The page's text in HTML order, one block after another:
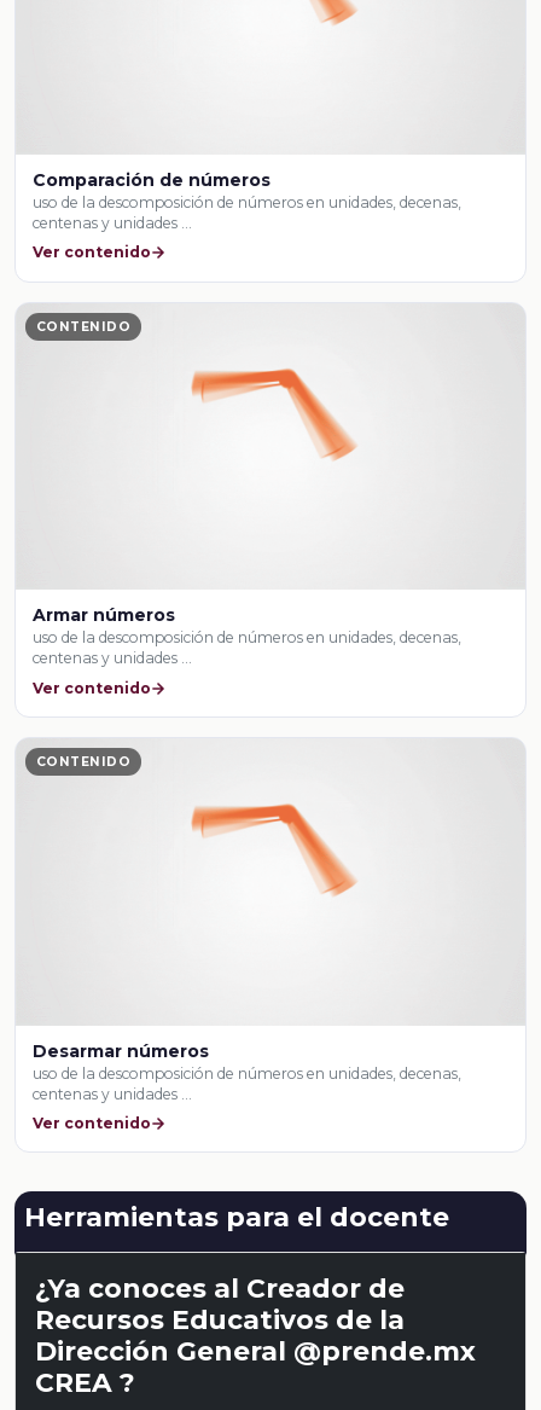
Comparación de números
uso de la descomposición de números en unidades, decenas,
centenas y unidades …
Ver contenido
CONTENIDO
Armar números
uso de la descomposición de números en unidades, decenas,
centenas y unidades …
Ver contenido
CONTENIDO
Desarmar números
uso de la descomposición de números en unidades, decenas,
centenas y unidades …
Ver contenido
Herramientas para el docente
¿Ya conoces al Creador de
Recursos Educativos de la
Dirección General @prende.mx
CREA ?